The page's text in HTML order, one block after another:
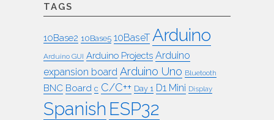
TAGS
10Base2 10Base5 10BaseT Arduino
Arduino GUI Arduino Projects Arduino
expansion board Arduino Uno Bluetooth
BNC Board c C/C++ Day 1 D1 Mini Display
Spanish ESP32